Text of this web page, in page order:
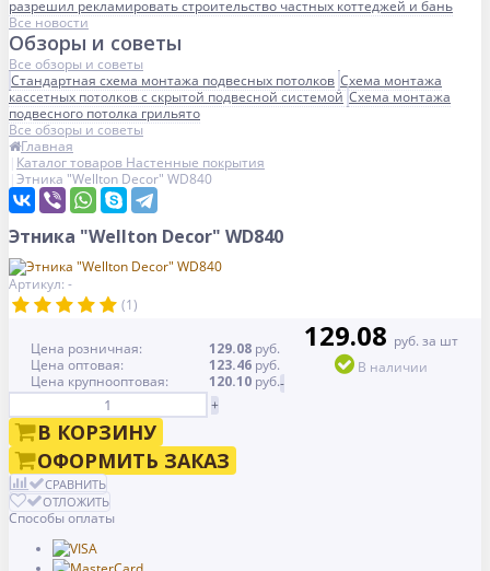
разрешил рекламировать строительство частных коттеджей и бань
Все новости
Обзоры и советы
Все обзоры и советы
Стандартная схема монтажа подвесных потолков Схема монтажа
кассетных потолков с скрытой подвесной системой Схема монтажа
подвесного потолка грильято
Все обзоры и советы
Главная
Каталог товаров Настенные покрытия
Этника "Wellton Decor" WD840
Этника "Wellton Decor" WD840
Артикул: -
(1)
Цена розничная: 129.08 руб.
Цена оптовая:
123.46 руб.
Цена крупнооптовая:
120.10 руб.
129.08 руб. за шт
В наличии
-
+
В КОРЗИНУ
ОФОРМИТЬ ЗАКАЗ
СРАВНИТЬ
ОТЛОЖИТЬ
Способы оплаты